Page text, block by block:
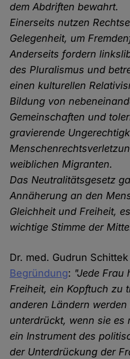
dem Abdriften bewahrt.
Einerseits nutzen
Gelegenheit, um
Anderseits fordern
des Pluralismus und
einen kulturellen
Bildung von
Gemeinschaften und
gravierende
weiblichen Migranten.
Das Neutralitätsgesetz
Annäherung an den
Gleichheit und Freiheit,
wichtige Stimme der
Dr. med. Gudrun
Begründung: "Jede
Freiheit, ein Kopftuch zu
anderen Ländern
unterdrückt, wenn sie es
ein Instrument des
der Unterdrückung der